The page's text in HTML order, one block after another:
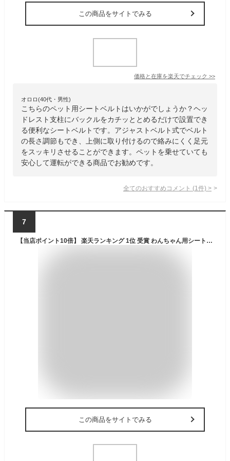
この商品をサイトでみる
価格と在庫を楽天でチェック >>
オロロ(40代・男性)
こちらのペット用シートベルトはいかがでしょうか？ヘッ
ドレスト支柱にバックルをカチッととめるだけで設置でき
る便利なシートベルトです。アジャストベルト式でベルト
の長さ調節もでき、上側に取り付けるので絡みにくく足元
をスッキリさせることができます。ペットを乗せていても
安心して運転ができる商品でお勧めです。
全てのおすすめコメント (1 件) >
7
【当店ポイント10倍】 楽天ランキング 1位 受賞 わんちゃん用シートベルト 犬 安全 シートベルト 調節可能 しつけ マナーベルト ドライブ ドライブシート いたずら防止 補助 車 犬 送料無料
この商品をサイトでみる